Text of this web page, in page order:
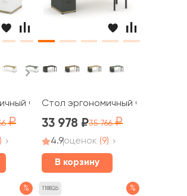
CN.SA-404(L) W 2000x1180x750
Стол эргономичный CN.SA-
33 978 35 766
4.9оценок (9)
В корзину
% 118826 %